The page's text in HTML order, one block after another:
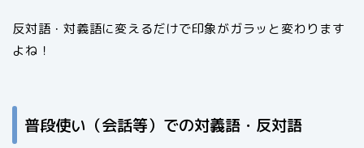
反対語・対義語に変えるだけで印象がガラッと変わります
よね！
普段使い（会話等）での対義語・反対語